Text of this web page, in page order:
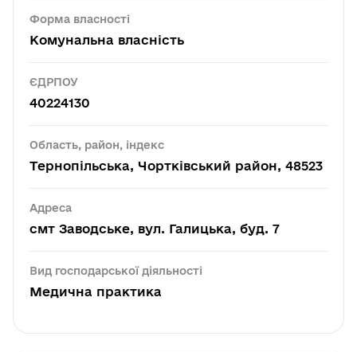
Форма власності
Комунальна власність
ЄДРПОУ
40224130
Область, район, індекс
Тернопільська, Чортківський район, 48523
Адреса
смт Заводське, вул. Галицька, буд. 7
Вид господарської діяльності
Медична практика